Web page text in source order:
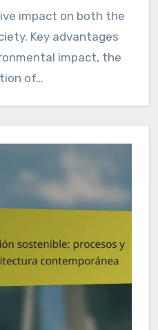
impact on both the
Key advantages
impact, the
of…